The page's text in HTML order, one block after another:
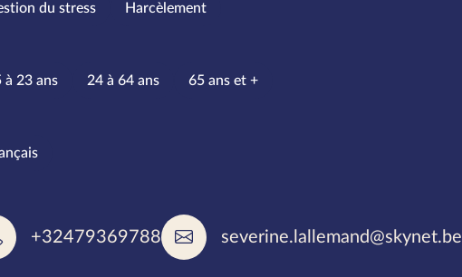
du stress Harcèlement
d’âge
à 23 ans 24 à 64 ans 65 ans et +
parlées
+32479369788 severine.lallemand@skynet.be